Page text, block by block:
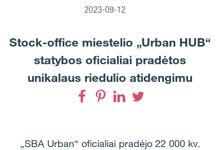
2023-09-12
Stock-office miestelio „Urban HUB“
statybos oficialiai pradėtos
unikalaus riedulio atidengimu
„SBA Urban“ oficialiai pradėjo 22 000 kv.